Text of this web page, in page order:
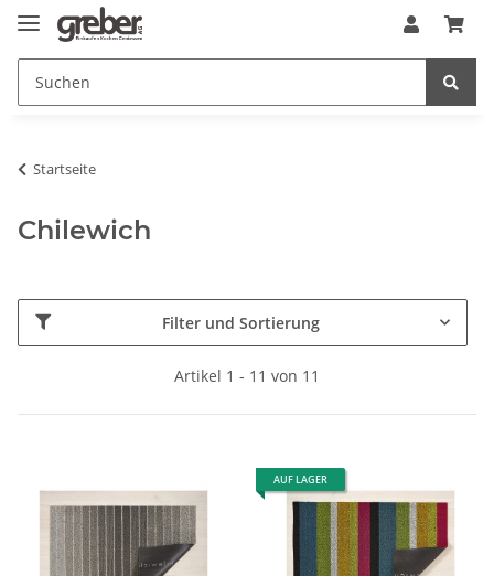
Startseite
Chilewich
Filter und Sortierung
Artikel 1 - 11 von 11
AUF LAGER